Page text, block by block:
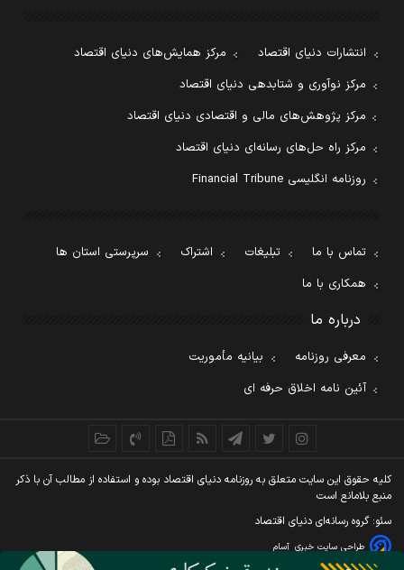
انتشارات دنیای اقتصاد
مرکز همایش‌های دنیای اقتصاد
مرکز نوآوری و شتابدهی دنیای اقتصاد
مرکز پژوهش‌های مالی و اقتصادی دنیای اقتصاد
مرکز راه حل‌های رسانه‌ای دنیای اقتصاد
روزنامه انگلیسی Financial Tribune
تماس با ما تبلیغات اشتراک
سرپرستی استان ها
همکاری با ما
درباره ما
معرفی روزنامه
بیانیه مأموریت
آئین نامه اخلاق حرفه ای
کليه حقوق اين سايت متعلق به روزنامه دنيای اقتصاد بوده و استفاده از مطالب آن با ذکر
منبع بلامانع است
سئو: گروه رسانه‌ای دنیای اقتصاد
طراحی سایت خبری آسام